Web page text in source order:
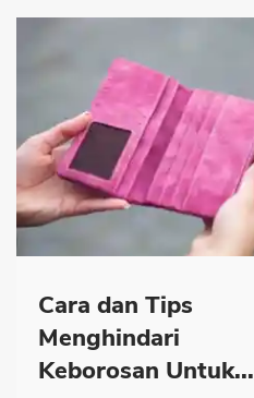
Cara dan Tips
Menghindari
Keborosan Untuk...